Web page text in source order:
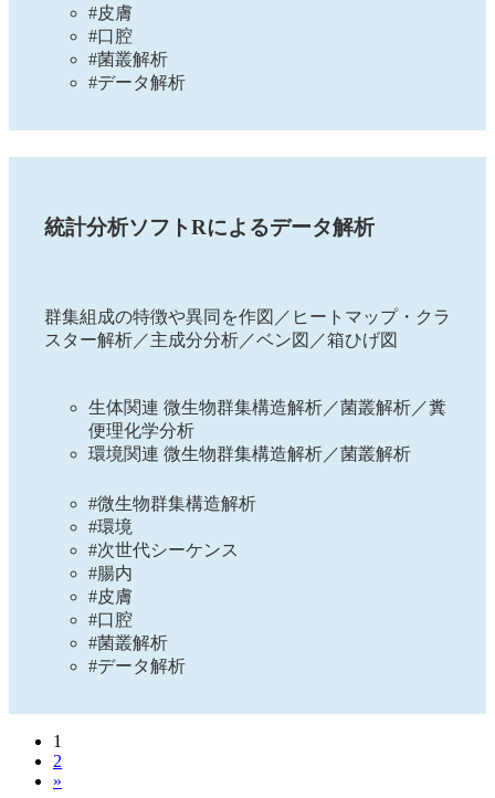
#皮膚
#口腔
#菌叢解析
#データ解析
統計分析ソフトRによるデータ解析
群集組成の特徴や異同を作図／ヒートマップ・クラ
スター解析／主成分分析／ベン図／箱ひげ図
生体関連 微生物群集構造解析／菌叢解析／糞
便理化学分析
環境関連 微生物群集構造解析／菌叢解析
#微生物群集構造解析
#環境
#次世代シーケンス
#腸内
#皮膚
#口腔
#菌叢解析
#データ解析
1
2
»